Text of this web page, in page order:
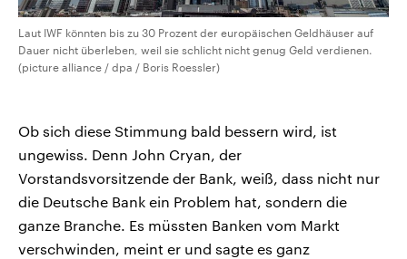
Laut IWF könnten bis zu 30 Prozent der europäischen Geldhäuser auf
Dauer nicht überleben, weil sie schlicht nicht genug Geld verdienen.
(picture alliance / dpa / Boris Roessler)
Ob sich diese Stimmung bald bessern wird, ist
ungewiss. Denn John Cryan, der
Vorstandsvorsitzende der Bank, weiß, dass nicht nur
die Deutsche Bank ein Problem hat, sondern die
ganze Branche. Es müssten Banken vom Markt
verschwinden, meint er und sagte es ganz